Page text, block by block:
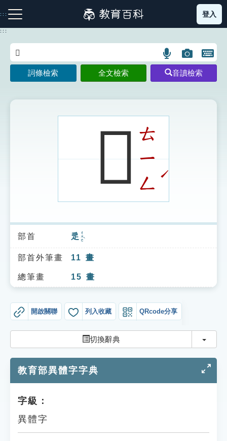
到
主
:::
注音索引圖示 筆畫索引圖示 部首索引表圖示
索引選單
知識索引
單字索引
遊戲專區
教學應用
貓頭鷹博士
登入
:::
語
言
搜
示
圖
片
搜
開
鍵
圖
詞條檢索 全文檢索 音讀檢索
𨖝ㄊ
ㄧ
ㄥ
ˊ
部首 辵 ㄔㄨㄛˋ
部首外筆畫 11 畫
總筆畫 15 畫
開啟關聯 列入收藏 QRcode分享
切換辭典 切換
教育部異體字字典
字級：
異體字